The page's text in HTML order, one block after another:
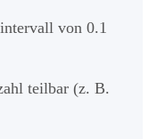
von 0.1
teilbar (z. B.